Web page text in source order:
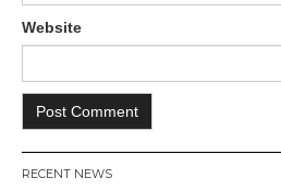
Website
RECENT NEWS